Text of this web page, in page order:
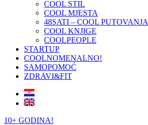
COOL STIL
COOL MJESTA
48SATI – COOL PUTOVANJA
COOL KNJIGE
COOLPEOPLE
STARTUP
COOLNOMENALNO!
SAMOPOMOĆ
ZDRAVI&FIT
10+ GODINA!